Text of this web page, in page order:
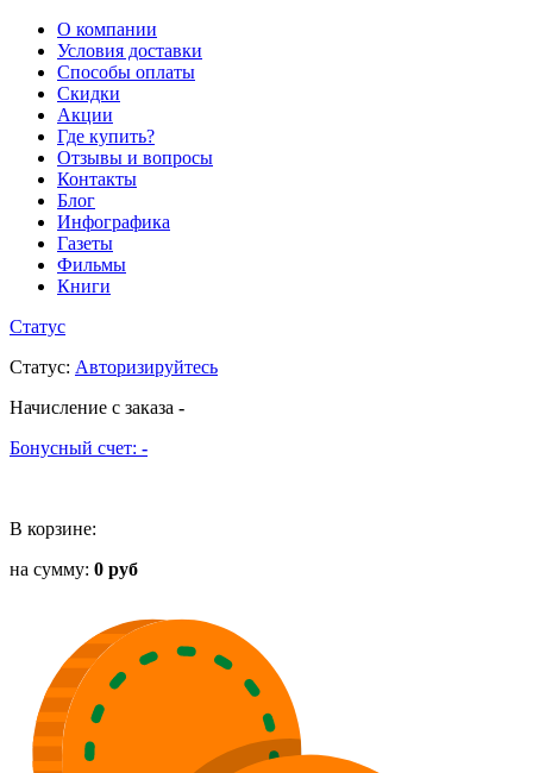
О компании
Условия доставки
Способы оплаты
Скидки
Акции
Где купить?
Отзывы и вопросы
Контакты
Блог
Инфографика
Газеты
Фильмы
Книги
Статус
Статус: Авторизируйтесь
Начисление с заказа -
Бонусный счет: -
В корзине:
на сумму: 0 руб